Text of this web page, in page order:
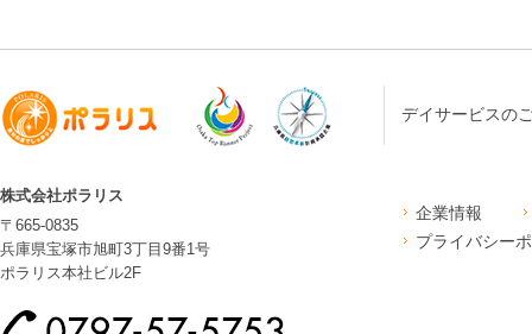
株式会社ポラリス
〒665-0835
兵庫県宝塚市旭町3丁目9番1号
ポラリス本社ビル2F
デイサービスの
企業情報
プライバシー